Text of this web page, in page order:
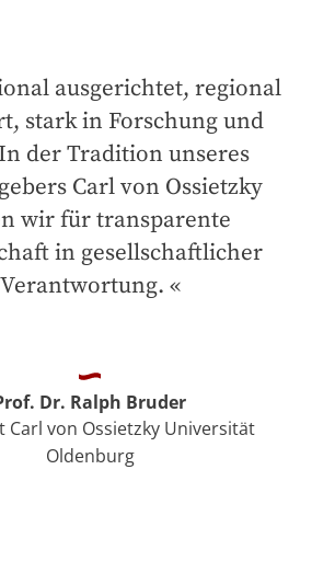
ausgerichtet, regional
stark in Forschung und
der Tradition unseres
Carl von Ossietzky
wir für transparente
in gesellschaftlicher
Verantwortung.
Dr. Ralph Bruder
Carl von Ossietzky Universität
Oldenburg